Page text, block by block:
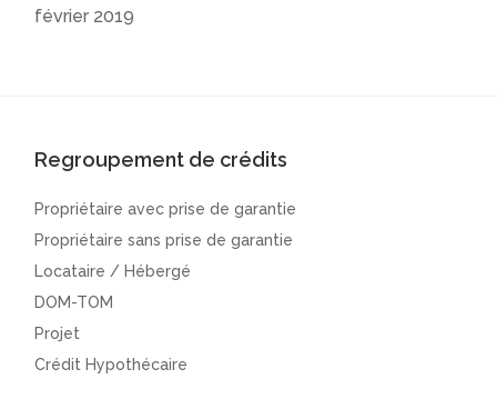
février 2019
Regroupement de crédits
Propriétaire avec prise de garantie
Propriétaire sans prise de garantie
Locataire / Hébergé
DOM-TOM
Projet
Crédit Hypothécaire